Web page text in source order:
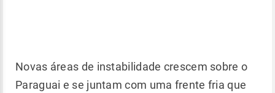
Novas áreas de instabilidade crescem sobre o
Paraguai e se juntam com uma frente fria que